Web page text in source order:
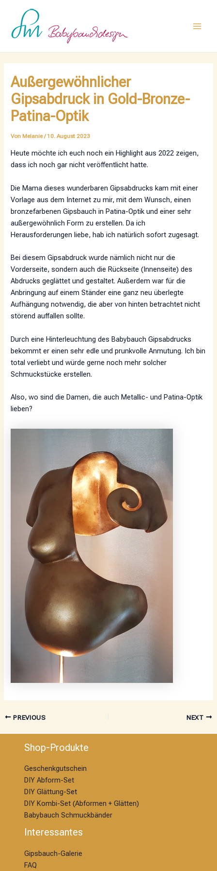
springen
Außergewöhnlicher
Gipsabdruck in Gold-Bronze-
Patina-Optik
Von Melanie/10. August 2023
Heute möchte ich euch noch ein Highlight aus 2022 zeigen,
dass ich noch gar nicht veröffentlicht hatte.
Die Mama dieses wunderbaren Gipsabdrucks kam mit einer
Vorlage aus dem Internet zu mir, mit dem Wunsch, einen
bronzefarbenen Gipsbauch in Patina-Optik und einer sehr
außergewöhnlich Form zu erstellen. Da ich
Herausforderungen liebe, hab ich natürlich sofort zugesagt.
Bei diesem Gipsabdruck wurde nämlich nicht nur die
Vorderseite, sondern auch die Rückseite (Innenseite) des
Abdrucks geglättet und gestaltet. Außerdem war für die
Anbringung auf einem Ständer eine ganz neu überlegte
Aufhängung notwendig, die aber von hinten betrachtet nicht
störend auffallen sollte.
Durch eine Hinterleuchtung des Babybauch Gipsabdrucks
bekommt er einen sehr edle und prunkvolle Anmutung. Ich bin
total verliebt und würde gerne noch mehr solcher
Schmuckstücke erstellen.
Also, wo sind die Damen, die auch Metallic- und Patina-Optik
lieben?
navigation
PREVIOUS NEXT
Shop-Produkte
Geschenkgutschein
DIY Abform-Set
DIY Glättung-Set
DIY Kombi-Set (Abformen + Glätten)
Babybauch Schmuckbänder
Interessantes
Gipsbauch-Galerie
FAQ